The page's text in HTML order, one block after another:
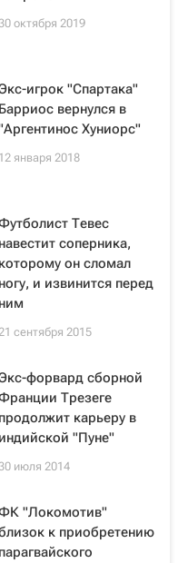
октября 2019
игрок "Спартака"
Барриос вернулся в
Хуниорс"
12 января 2018
Тевес
навестит соперника,
которому он сломал
ногу, и извинится перед
ним
сентября 2015
форвард сборной
Трезеге
продолжит карьеру в
индийской "Пуне"
июля 2014
"Локомотив"
к приобретению
парагвайского